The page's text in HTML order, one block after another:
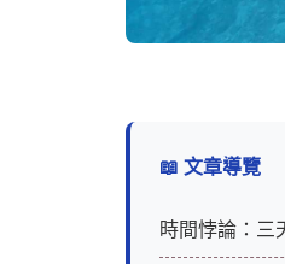
📖 文章導覽
時間悖論：三